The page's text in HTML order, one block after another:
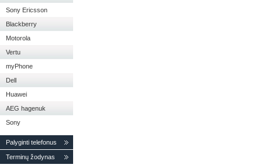
Sony Ericsson
Blackberry
Motorola
Vertu
myPhone
Dell
Huawei
AEG hagenuk
Sony
Palyginti telefonus
Terminų žodynas